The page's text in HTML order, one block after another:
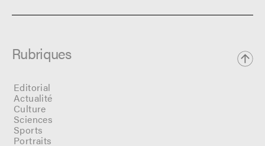
Rubriques
Editorial
Actualité
Culture
Sciences
Sports
Portraits